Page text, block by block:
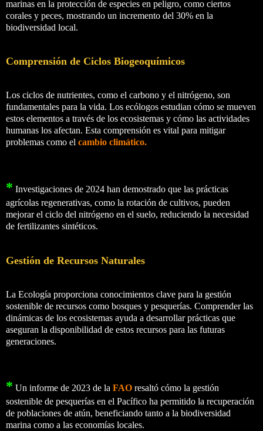
marinas en la protección de especies en peligro, como ciertos
corales y peces, mostrando un incremento del 30% en la
biodiversidad local.
Comprensión de Ciclos Biogeoquímicos
Los ciclos de nutrientes, como el carbono y el nitrógeno, son
fundamentales para la vida. Los ecólogos estudian cómo se mueven
estos elementos a través de los ecosistemas y cómo las actividades
humanas los afectan. Esta comprensión es vital para mitigar
problemas como el cambio climático.
* Investigaciones de 2024 han demostrado que las prácticas
agrícolas regenerativas, como la rotación de cultivos, pueden
mejorar el ciclo del nitrógeno en el suelo, reduciendo la necesidad
de fertilizantes sintéticos.
Gestión de Recursos Naturales
La Ecología proporciona conocimientos clave para la gestión
sostenible de recursos como bosques y pesquerías. Comprender las
dinámicas de los ecosistemas ayuda a desarrollar prácticas que
aseguran la disponibilidad de estos recursos para las futuras
generaciones.
* Un informe de 2023 de la FAO resaltó cómo la gestión
sostenible de pesquerías en el Pacífico ha permitido la recuperación
de poblaciones de atún, beneficiando tanto a la biodiversidad
marina como a las economías locales.